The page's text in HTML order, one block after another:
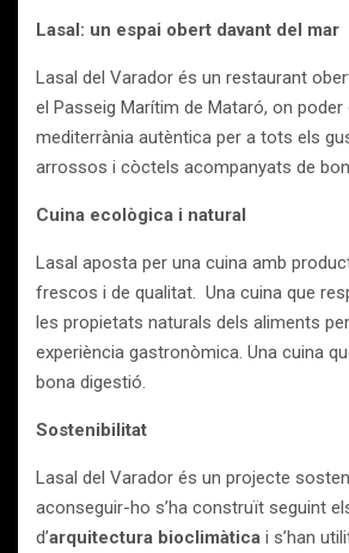
Lasal: un espai obert davant del mar
Lasal del Varador és un restaurant
el Passeig Marítim de Mataró, on poder
mediterrània autèntica per a tots els
arrossos i còctels acompanyats de
Cuina ecològica i natural
Lasal aposta per una cuina amb
frescos i de qualitat. Una cuina que
les propietats naturals dels aliments
experiència gastronòmica. Una cuina
bona digestió.
Sostenibilitat
Lasal del Varador és un projecte
aconseguir-ho s’ha construït seguint
d’arquitectura bioclimàtica i s’han